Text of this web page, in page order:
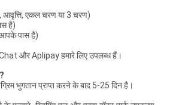
आवृत्ति, एकल चरण या 3 चरण)
है)
पास है)
और Aplipay हमारे लिए उपलब्ध हैं।
भुगतान प्राप्त करने के बाद 5-25 दिन है।